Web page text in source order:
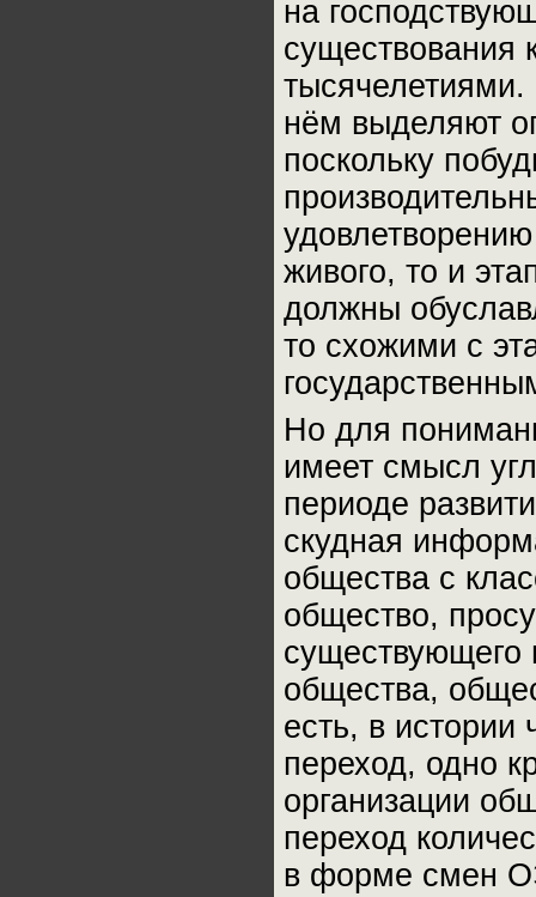
на
существования
нём выделяют
поскольку
живого, то и
должны
то схожими с
Но для
имеет смысл
периоде
скудная
общества с
общество,
существующего
общества,
есть, в
переход, одно
организации
переход
в форме смен